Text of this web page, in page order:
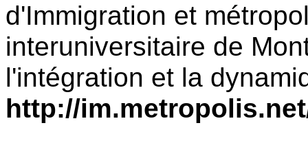
d'Immigration et
interuniversitaire de
l'intégration et la
http://